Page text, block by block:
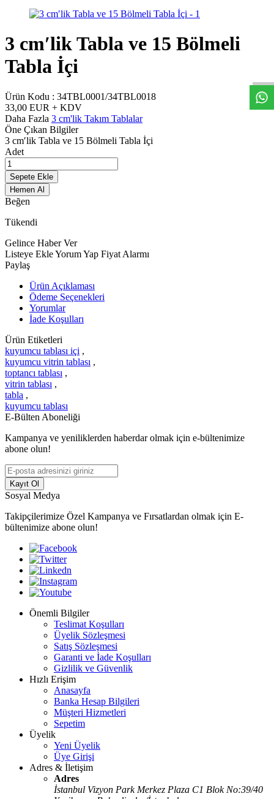
3 cm′lik Tabla ve 15 Bölmeli
Tabla İçi
Ürün Kodu : 34TBL0001/34TBL0018
33,00 EUR + KDV
Daha Fazla 3 cm'lik Takım Tablalar
Öne Çıkan Bilgiler
3 cm′lik Tabla ve 15 Bölmeli Tabla İçi
Adet
Sepete Ekle
Hemen Al
Beğen
Tükendi
Gelince Haber Ver
Listeye EkleYorum Yap Fiyat Alarmı
Paylaş
Ürün Açıklaması
Ödeme Seçenekleri
Yorumlar
İade Koşulları
Ürün Etiketleri
kuyumcu tablası içi ,
kuyumcu vitrin tablası ,
toptancı tablası ,
vitrin tablası ,
tabla ,
kuyumcu tablası
E-Bülten Aboneliği
Kampanya ve yeniliklerden haberdar olmak için e-bültenimize
abone olun!
Kayıt Ol
Sosyal Medya
Takipçilerimize Özel Kampanya ve Fırsatlardan olmak için E-
bültenimize abone olun!
Önemli Bilgiler
Teslimat Koşulları
Üyelik Sözleşmesi
Satış Sözleşmesi
Garanti ve İade Koşulları
Gizlilik ve Güvenlik
Hızlı Erişim
Anasayfa
Banka Hesap Bilgileri
Müşteri Hizmetleri
Sepetim
Üyelik
Yeni Üyelik
Üye Girişi
Adres & İletişim
Adres
İstanbul Vizyon Park Merkez Plaza C1 Blok No:39/40